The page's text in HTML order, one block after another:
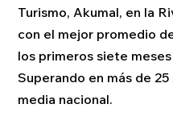
Turismo, Akumal, en la
con el mejor promedio
los primeros siete meses
Superando en más de
media nacional.